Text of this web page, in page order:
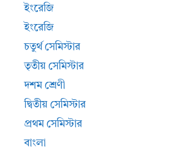
ইংরেজি
ইংরেজি
চতুর্থ সেমিস্টার
তৃতীয় সেমিস্টার
দশম শ্রেণী
দ্বিতীয় সেমিস্টার
প্রথম সেমিস্টার
বাংলা